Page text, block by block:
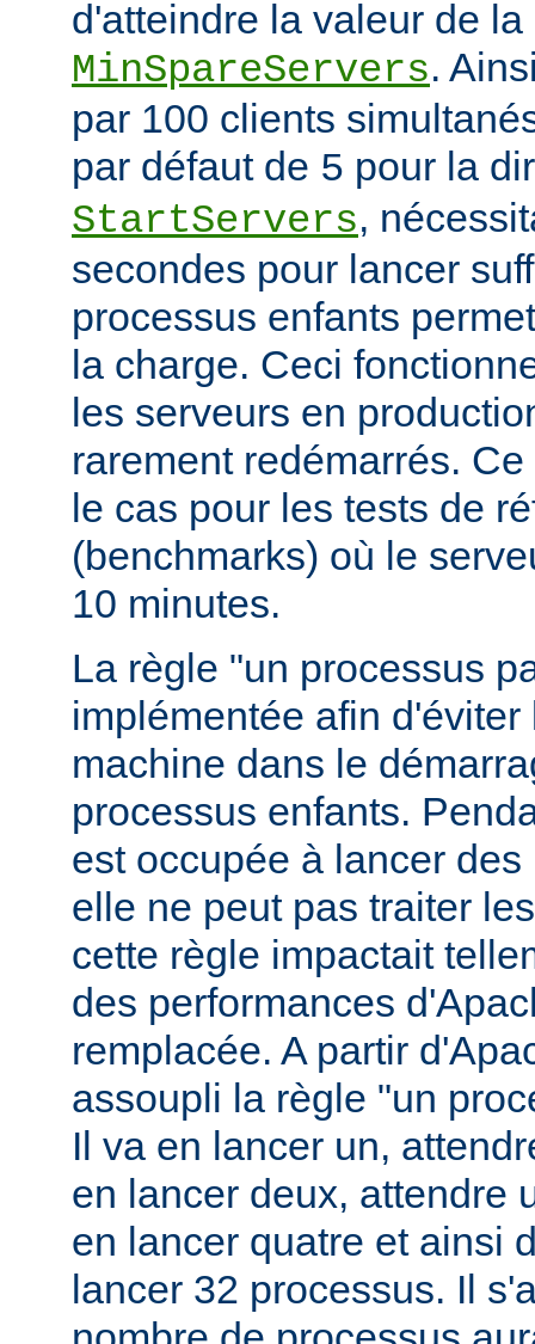
d'atteindre la valeur de
MinSpareServers.
par 100 clients
par défaut de 5 pour la
StartServers,
secondes pour lancer
processus enfants
la charge. Ceci
les serveurs en
rarement redémarrés.
le cas pour les tests de
(benchmarks) où le
10 minutes.
La règle "un processus
implémentée afin
machine dans le
processus enfants.
est occupée à lancer
elle ne peut pas traiter
cette règle impactait
des performances
remplacée. A partir
assoupli la règle "un
Il va en lancer un,
en lancer deux, attendre
en lancer quatre et ainsi
lancer 32 processus. Il